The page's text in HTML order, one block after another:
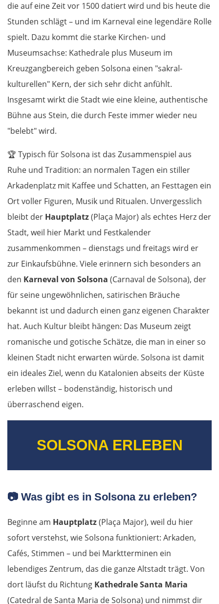
die auf eine Zeit vor 1500 datiert wird und bis heute die
Stunden schlägt – und im Karneval eine legendäre Rolle
spielt. Dazu kommt die starke Kirchen- und
Museumsachse: Kathedrale plus Museum im
Kreuzgangbereich geben Solsona einen "sakral-
kulturellen" Kern, der sich sehr dicht anfühlt.
Insgesamt wirkt die Stadt wie eine kleine, authentische
Bühne aus Stein, die durch Feste immer wieder neu
"belebt" wird.
🏆 Typisch für Solsona ist das Zusammenspiel aus
Ruhe und Tradition: an normalen Tagen ein stiller
Arkadenplatz mit Kaffee und Schatten, an Festtagen ein
Ort voller Figuren, Musik und Ritualen. Unvergesslich
bleibt der Hauptplatz(Plaça Major) als echtes Herz der
Stadt, weil hier Markt und Festkalender
zusammenkommen – dienstags und freitags wird er
zur Einkaufsbühne. Viele erinnern sich besonders an
den Karneval von Solsona (Carnaval de Solsona), der
für seine ungewöhnlichen, satirischen Bräuche
bekannt ist und dadurch einen ganz eigenen Charakter
hat. Auch Kultur bleibt hängen: Das Museum zeigt
romanische und gotische Schätze, die man in einer so
kleinen Stadt nicht erwarten würde. Solsona ist damit
ein ideales Ziel, wenn du Katalonien abseits der Küste
erleben willst – bodenständig, historisch und
überraschend eigen.
SOLSONA ERLEBEN
📷 Was gibt es in Solsona zu erleben?
Beginne am Hauptplatz(Plaça Major), weil du hier
sofort verstehst, wie Solsona funktioniert: Arkaden,
Cafés, Stimmen – und bei Marktterminen ein
lebendiges Zentrum, das die ganze Altstadt trägt. Von
dort läufst du Richtung Kathedrale Santa Maria
(Catedral de Santa Maria de Solsona) und nimmst dir